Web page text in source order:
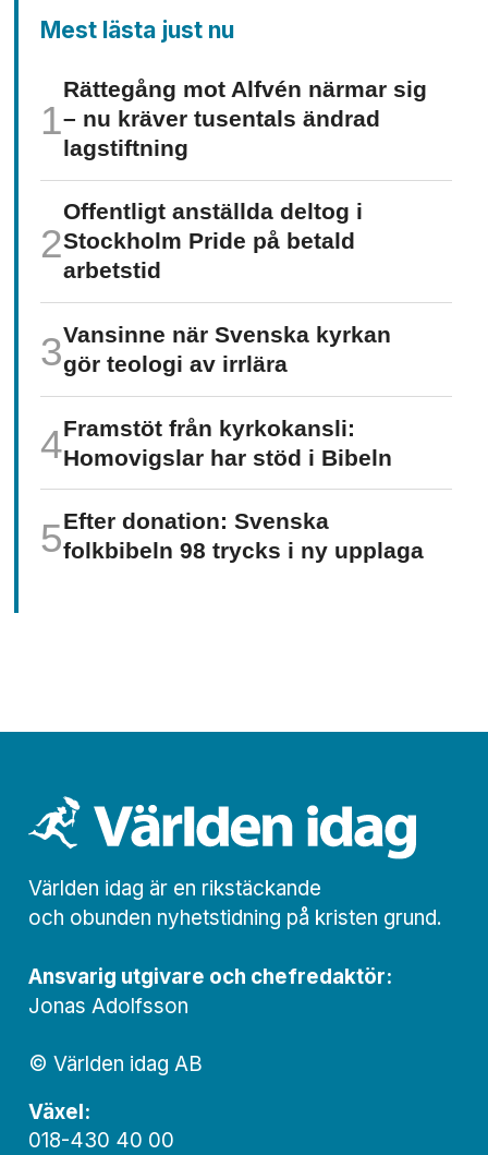
Mest lästa just nu
Rättegång mot Alfvén närmar sig
– nu kräver tusentals ändrad
lagstiftning
Offentligt anställda deltog i
Stockholm Pride på betald
arbetstid
Vansinne när Svenska kyrkan
gör teologi av irrlära
Framstöt från kyrkokansli:
Homo­vigslar har stöd i Bibeln
Efter donation: Svenska
folkbibeln 98 trycks i ny upplaga
Världen idag är en rikstäckande
och obunden nyhets­­­tidning på kristen grund.
Ansvarig utgivare och chef­redaktör:
Jonas Adolfsson
© Världen idag AB
Växel:
018-430 40 00